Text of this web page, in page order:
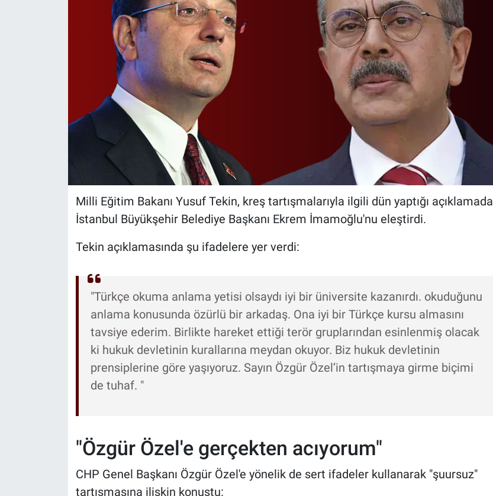
Milli Eğitim Bakanı Yusuf Tekin, kreş tartışmalarıyla ilgili dün yaptığı açıklamada
İstanbul Büyükşehir Belediye Başkanı Ekrem İmamoğlu'nu eleştirdi.
Tekin açıklamasında şu ifadelere yer verdi:
"Türkçe okuma anlama yetisi olsaydı iyi bir üniversite kazanırdı. okuduğunu
anlama konusunda özürlü bir arkadaş. Ona iyi bir Türkçe kursu almasını
tavsiye ederim. Birlikte hareket ettiği terör gruplarından esinlenmiş olacak
ki hukuk devletinin kurallarına meydan okuyor. Biz hukuk devletinin
prensiplerine göre yaşıyoruz. Sayın Özgür Özel’in tartışmaya girme biçimi
de tuhaf. "
"Özgür Özel'e gerçekten acıyorum"
CHP Genel Başkanı Özgür Özel'e yönelik de sert ifadeler kullanarak "şuursuz"
tartışmasına ilişkin konuştu: